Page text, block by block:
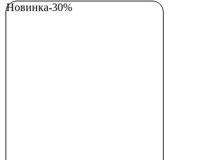
Новинка-30%